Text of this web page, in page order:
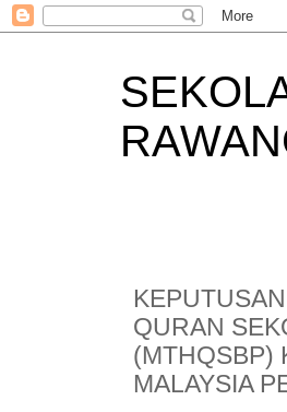
QURAN
(MTHQSBP)
MALAYSIA